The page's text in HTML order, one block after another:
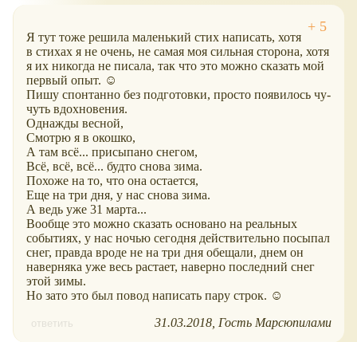
Я тут тоже решила маленький стих написать, хотя
в стихах я не очень, не самая моя сильная сторона, хотя
я их никогда не писала, так что это можно сказать мой
первый опыт. ☺
Пишу спонтанно без подготовки, просто появилось чу-
чуть вдохновения.
Однажды весной,
Смотрю я в окошко,
А там всё... присыпано снегом,
Всё, всё, всё... будто снова зима.
Похоже на то, что она остается,
Еще на три дня, у нас снова зима.
А ведь уже 31 марта...
Вообще это можно сказать основано на реальных
событиях, у нас ночью сегодня действительно посыпал
снег, правда вроде не на три дня обещали, днем он
наверняка уже весь растает, наверно последний снег
этой зимы.
Но зато это был повод написать пару строк. ☺
ответить 31.03.2018 Гость Марсюпилами